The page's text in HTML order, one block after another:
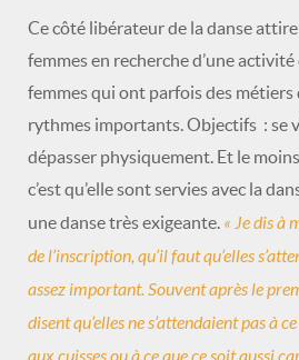
Ce côté libérateur de la danse
femmes en recherche d’une
femmes qui ont parfois des métiers
rythmes importants. Objectifs : se
dépasser physiquement. Et le
c’est qu’elle sont servies avec la
une danse très exigeante. « Je dis à
de l’inscription, qu’il faut qu’elles
assez important. Souvent après le
disent qu’elles ne s’attendaient pas à
aux cuisses ou à ce que ce soit aussi